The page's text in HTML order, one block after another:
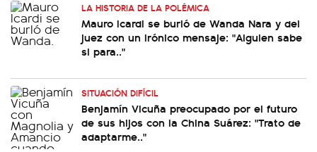
LA HISTORIA DE LA POLÉMICA
Mauro Icardi se burló de Wanda Nara y del
juez con un irónico mensaje: "Alguien sabe
si para.."
SITUACIÓN DIFÍCIL
Benjamín Vicuña preocupado por el futuro
de sus hijos con la China Suárez: "Trato de
adaptarme.."